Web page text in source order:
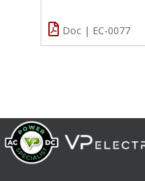
Doc | EC-0077